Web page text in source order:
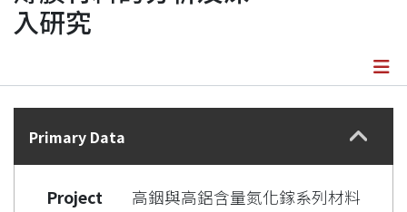
入研究
Details
Primary Data
Project
高銦與高鋁含量氮化鎵系列材料